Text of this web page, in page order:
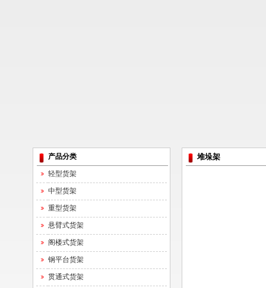
产品分类
轻型货架
中型货架
重型货架
悬臂式货架
阁楼式货架
钢平台货架
贯通式货架
堆垛架